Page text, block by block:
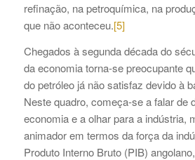
refinação, na petroquímica, na
que não aconteceu.[5]
Chegados à segunda década do
da economia torna-se preocupante
do petróleo já não satisfaz devido à
Neste quadro, começa-se a falar de
economia e a olhar para a indústria,
animador em termos da força da
Produto Interno Bruto (PIB)